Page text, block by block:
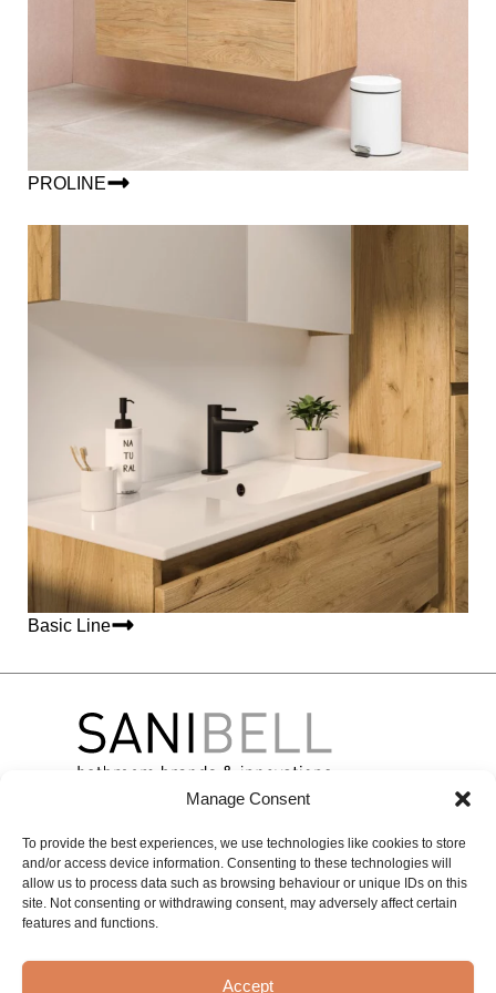
Manage Consent
To provide the best experiences, we use technologies like cookies to store
and/or access device information. Consenting to these technologies will
allow us to process data such as browsing behaviour or unique IDs on this
site. Not consenting or withdrawing consent, may adversely affect certain
features and functions.
Accept
PROLINE
Basic Line
Over
Sanibell
Projecten
geschiedenis
Merken
BLISSBASIC LINE
Online
Private
Contact
Contactgegevens
Experience &